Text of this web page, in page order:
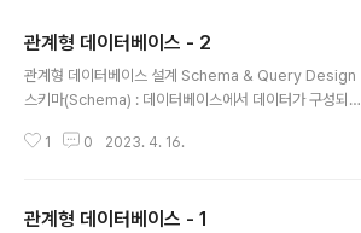
관계형 데이터베이스 - 2
관계형 데이터베이스 설계 Schema & Query Design
스키마(Schema) : 데이터베이스에서 데이터가 구성되는
tity) : 사물의 구조나 상태, 동작 등을 모델로 표현하는 경
블에 저장된 항목, 행렬에서 행(row)에 해당 데이터베이스
1 0 2023. 4. 16.
관계형 데이터베이스 - 1